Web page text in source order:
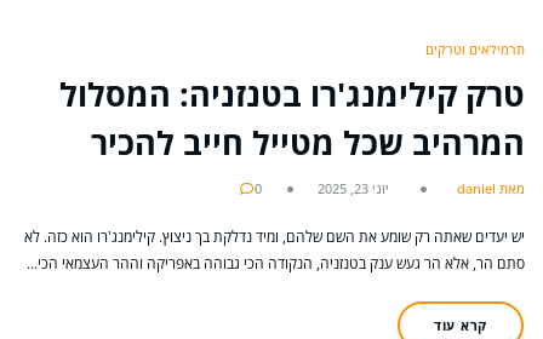
תרמילאים וטרקים
טרק קילימנג'רו בטנזניה: המסלול
המרהיב שכל מטייל חייב להכיר
מאת daniel יוני 23, 2025 0
יש יעדים שאתה רק שומע את השם שלהם, ומיד נדלקת בך ניצוץ. קילימנג'רו הוא כזה. לא
סתם הר, אלא הר געש ענק בטנזניה, הנקודה הכי גבוהה באפריקה וההר העצמאי הכי…
קרא עוד